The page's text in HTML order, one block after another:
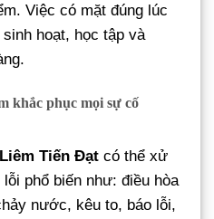
Việc có mặt đúng lúc
hoạt, học tập và
khắc phục mọi sự cố
Tiến Đạt có thể xử
phổ biến như: điều hòa
nước, kêu to, báo lỗi,